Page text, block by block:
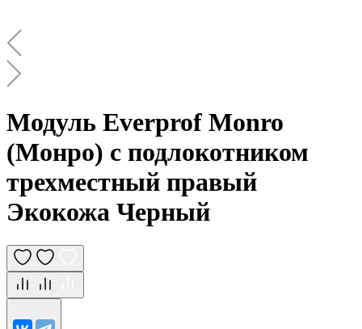
Модуль Everprof Monro
(Монро) с подлокотником
трехместный правый
Экокожа Черный